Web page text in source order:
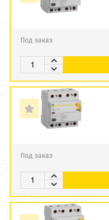
Под заказ
Под заказ